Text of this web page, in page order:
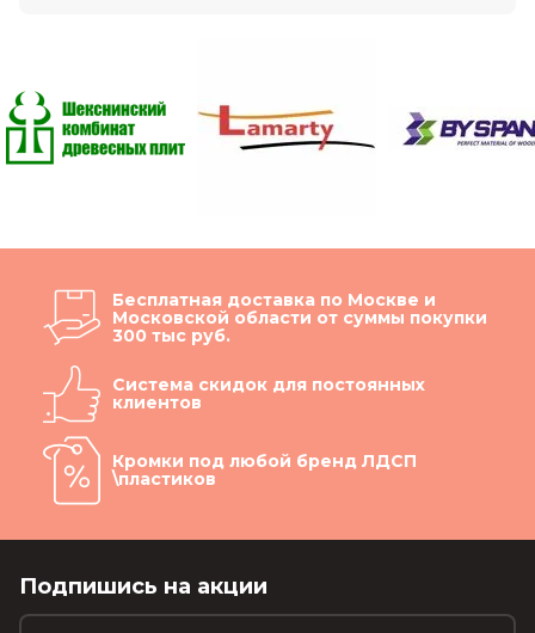
Бесплатная доставка по Москве и
Московской области от суммы покупки
300 тыс руб.
Система скидок для постоянных
клиентов
Кромки под любой бренд ЛДСП
\пластиков
Подпишись на акции